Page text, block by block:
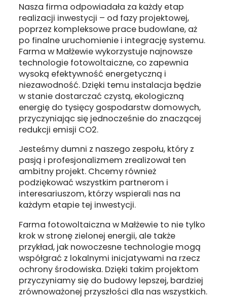
Nasza firma odpowiadała za każdy etap
realizacji inwestycji – od fazy projektowej,
poprzez kompleksowe prace budowlane, aż
po finalne uruchomienie i integrację systemu.
Farma w Małżewie wykorzystuje najnowsze
technologie fotowoltaiczne, co zapewnia
wysoką efektywność energetyczną i
niezawodność. Dzięki temu instalacja będzie
w stanie dostarczać czystą, ekologiczną
energię do tysięcy gospodarstw domowych,
przyczyniając się jednocześnie do znaczącej
redukcji emisji CO2.
Jesteśmy dumni z naszego zespołu, który z
pasją i profesjonalizmem zrealizował ten
ambitny projekt. Chcemy również
podziękować wszystkim partnerom i
interesariuszom, którzy wspierali nas na
każdym etapie tej inwestycji.
Farma fotowoltaiczna w Małżewie to nie tylko
krok w stronę zielonej energii, ale także
przykład, jak nowoczesne technologie mogą
współgrać z lokalnymi inicjatywami na rzecz
ochrony środowiska. Dzięki takim projektom
przyczyniamy się do budowy lepszej, bardziej
zrównoważonej przyszłości dla nas wszystkich.